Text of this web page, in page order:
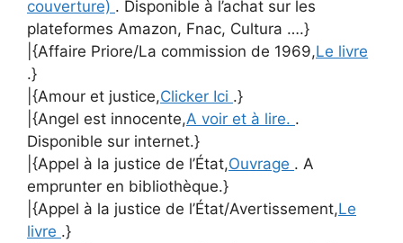
couverture) . Disponible à l’achat sur les
plateformes Amazon, Fnac, Cultura ….}
|{Affaire Priore/La commission de 1969,Le livre
.}
|{Amour et justice,Clicker Ici .}
|{Angel est innocente,A voir et à lire. .
Disponible sur internet.}
|{Appel à la justice de l’État,Ouvrage . A
emprunter en bibliothèque.}
|{Appel à la justice de l’État/Avertissement,Le
livre .}